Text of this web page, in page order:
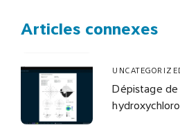
Articles connexes
Dépistage